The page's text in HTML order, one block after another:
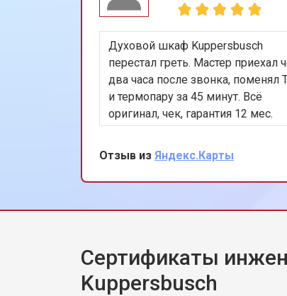
Духовой шкаф Kuppersbusch
перестал греть. Мастер приехал
два часа после звонка, поменял
и термопару за 45 минут. Всё
оригинал, чек, гарантия 12 мес.
Работает идеально. Спасибо!
Отзыв из Яндекс.Карты
Сертификаты
Kuppersbusch